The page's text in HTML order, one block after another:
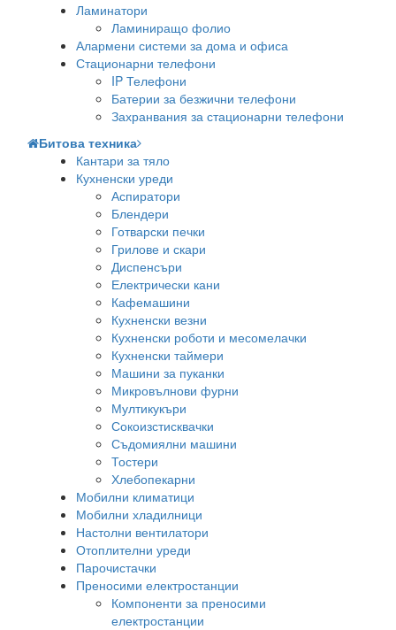
Ламинатори
Ламиниращо фолио
Алармени системи за дома и офиса
Стационарни телефони
IP Телефони
Батерии за безжични телефони
Захранвания за стационарни телефони
Битова техника
Кантари за тяло
Кухненски уреди
Аспиратори
Блендери
Готварски печки
Грилове и скари
Диспенсъри
Електрически кани
Кафемашини
Кухненски везни
Кухненски роботи и месомелачки
Кухненски таймери
Машини за пуканки
Микровълнови фурни
Мултикукъри
Сокоизстисквачки
Съдомиялни машини
Тостери
Хлебопекарни
Мобилни климатици
Мобилни хладилници
Настолни вентилатори
Отоплителни уреди
Парочистачки
Преносими електростанции
Компоненти за преносими
електростанции